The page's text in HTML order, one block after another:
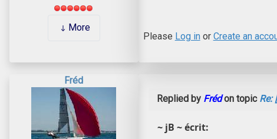
More
Please Log inor Create an
Fréd
Replied by Frédon topic Re:
~ jB ~ écrit: